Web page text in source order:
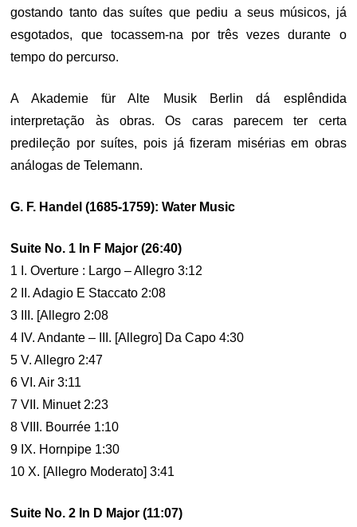
gostando tanto das suítes que pediu a seus músicos, já
esgotados, que tocassem-na por três vezes durante o
tempo do percurso.
A Akademie für Alte Musik Berlin dá esplêndida
interpretação às obras. Os caras parecem ter certa
predileção por suítes, pois já fizeram misérias em obras
análogas de Telemann.
G. F. Handel (1685-1759): Water Music
Suite No. 1 In F Major (26:40)
1 I. Overture : Largo – Allegro 3:12
2 II. Adagio E Staccato 2:08
3 III. [Allegro 2:08
4 IV. Andante – III. [Allegro] Da Capo 4:30
5 V. Allegro 2:47
6 VI. Air 3:11
7 VII. Minuet 2:23
8 VIII. Bourrée 1:10
9 IX. Hornpipe 1:30
10 X. [Allegro Moderato] 3:41
Suite No. 2 In D Major (11:07)